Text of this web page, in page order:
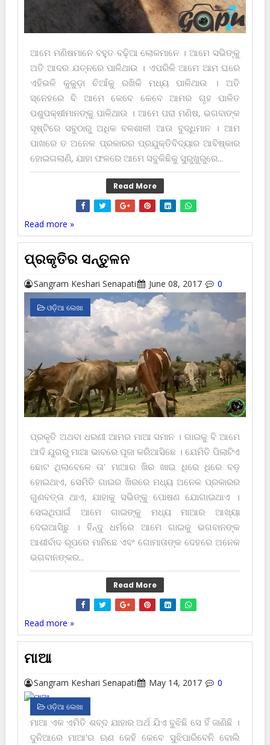
ଆମେ ମଣିଷମାନେ ବ‌ହୁତ ବଢ଼ିଆ ଲୋକମାନେ । ଆମେ ସଭିଙ୍କୁ
ଅତି ଆଦର ଯତ୍ନରେ ପାଳିଥାଉ । ଏପରିକି ଆମେ ଆମ ଘରେ
ଏହିଭଳି କୁକୁଡ଼ା ଚିଆଁକୁ ରଖିକି ମଧ୍ୟ ପାଳିଥାଉ । ଅତି
ସ୍ନେହରେ ବି ଆମେ କେବେ କେବେ ଆମର ଗୃହ ପାଳିତ
ପଶୁପକ୍ଷୀମାନଙ୍କୁ ପାଳିଥାଉ । ଆମେ ପରା ମଣିଷ, ଭଗବାଙ୍କ
ସୃଷ୍ଟିରେ ସବୁଠାରୁ ଅଧିକ ବଳଶାଳୀ ଆଉ ବୁଦ୍ଧିମାନ । ଆମ
ପାଖରେ ତ ଅନେକ ପ୍ରକାରର ପ୍ରଯୁକ୍ତିବିଦ୍ୟାର ଆବିଷ୍କାର
ହୋଇଗଲାଣି, ଯାହା ଫଳରେ ଆମେ ସବୁକିଛିକୁ ସୁରୁଖୁରୁରେ...
Read More
Read more »
ପ୍ରକୃତିର ସନ୍ତୁଳନ
Sangram Keshari Senapati June 08, 2017 0
ଓଡ଼ିଆ ଲେଖା
ପ୍ରକୃତି ଅଥବା ଧରଣୀ ଆମର ମାଆ ସମାନ । ଗାଇକୁ ବି ଆମେ
ଆଦି ଯୁଗରୁ ମାଆ ଭାବରେ ପୂଜା କରିଆସିଛେ । ଯେମିତି ପିଲାଟିଏ
ଛୋଟ ଥିଲାବେଳେ ତା' ମାଆର ଖିର ଖାଇ ଧିରେ ଧିରେ ବଡ଼
ହୋଇଥାଏ, ସେମିତି ଗାଇର ଖିରରେ ମଧ୍ୟ ଅନେକ ପ୍ରକାରର
ଗୁଣବତ୍ତା ଥାଏ, ଯାହାକୁ ସଭିଙ୍କୁ ପୋଷଣ ଯୋଗାଇଥାଏ ।
ସେଇଥିପାଇଁ ଆମେ ଗାଇଙ୍କୁ ମଧ୍ୟ ମାଆର ଆଖ୍ୟା
ଦେଇଆସିଛୁ । ହିନ୍ଦୁ ଧର୍ମରେ ଆମେ ଗାଇକୁ ଭଗବାନଙ୍କ
ଆଶୀର୍ବାଦ ରୂପରେ ମାନିଛେ ଏବଂ ଗୋମାତାଙ୍କ ଦେହରେ ଅନେକ
ଭଗବାନଙ୍କର...
Read More
Read more »
ମାଆ
Sangram Keshari Senapati May 14, 2017 0
ଓଡ଼ିଆ ଲେଖା
ମାଆ ଏକ ଏମିତି ଶବ୍ଦ ଯାହାର ଅର୍ଥ ଯିଏ ବୁଝିଛି ସେ ହିଁ ଜାଣିଛି ।
ଦୁନିଆରେ ମାଆ'ର ଋଣ କେହି କେବେ ସୁଝିପାରିବେନି ବୋଲି